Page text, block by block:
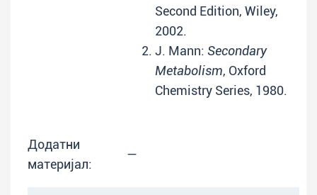
Second Edition, Wiley,
2002.
J. Mann: Secondary
Metabolism, Oxford
Chemistry Series, 1980.
Додатни
материјал:
—